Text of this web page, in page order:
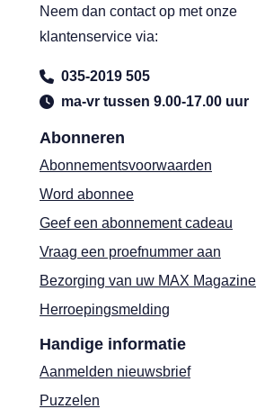
Abonneren
Abonnementsvoorwaarden
Word abonnee
Geef een abonnement cadeau
Vraag een proefnummer aan
Bezorging van uw MAX Magazine
Herroepingsmelding
Handige informatie
Aanmelden nieuwsbrief
Puzzelen
Neem dan contact op met onze
klantenservice via:
035-2019 505
ma-vr tussen 9.00-17.00 uur